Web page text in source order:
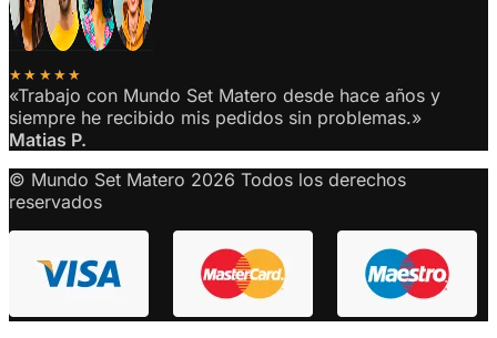
★★★★★
«Trabajo con Mundo Set Matero desde hace años y
siempre he recibido mis pedidos sin problemas.»
Matias P.
© Mundo Set Matero 2026 Todos los derechos
reservados